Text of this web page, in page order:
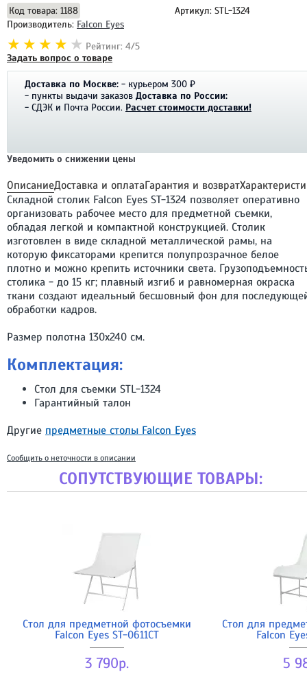
Код товара: 1188
Артикул: STL-1324
Производитель: Falcon Eyes
Рейтинг: 4/5
Задать вопрос о товаре
Доставка по Москве: - курьером 300 ₽
- пункты выдачи заказов Доставка по России:
- СДЭК и Почта России. Расчет стоимости доставки!
Уведомить о снижении цены
ОписаниеДоставка и оплатаГарантия и возврат
Складной столик Falcon Eyes ST-1324 позволяет оперативно
организовать рабочее место для предметной съемки,
обладая легкой и компактной конструкцией. Столик
изготовлен в виде складной металлической рамы, на
которую фиксаторами крепится полупрозрачное белое
плотно и можно крепить источники света.
столика - до 15 кг; плавный изгиб и равномерная окраска
ткани создают идеальный бесшовный фон для
обработки кадров.
Размер полотна 130х240 см.
Комплектация:
Стол для съемки STL-1324
Гарантийный талон
Другие предметные столы Falcon Eyes
Сообщить о неточности в описании
СОПУТСТВУЮЩИЕ ТОВАРЫ:
Стол для предметной фотосъемки
Falcon Eyes ST-0611CT
3 790р.
Стол для
Falcon
5